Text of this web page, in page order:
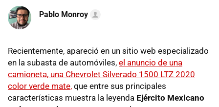
Pablo Monroy
Recientemente, apareció en un sitio web especializado
en la subasta de automóviles, el anuncio de una
camioneta, una Chevrolet Silverado 1500 LTZ 2020
color verde mate, que entre sus principales
características muestra la leyenda Ejército Mexicano